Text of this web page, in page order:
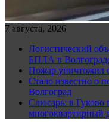
7 августа, 2026
Логистический
БПЛА в
Пожар уничтожил
Стало известно о
Волгоград
Слюсарь: в
многоквартирный